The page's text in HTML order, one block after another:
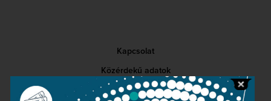
Kapcsolat
Közérdekű adatok
Sajtószoba